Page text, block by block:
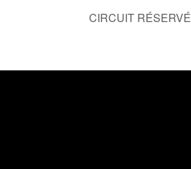
CIRCUIT RÉSERVÉ